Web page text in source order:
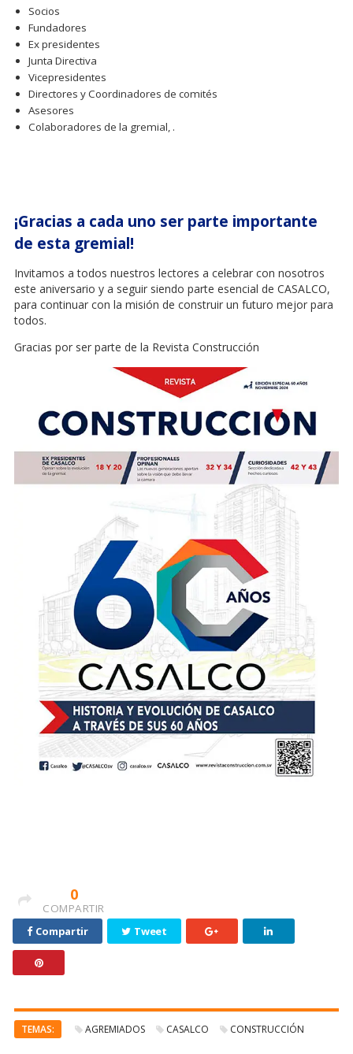
Socios
Fundadores
Ex presidentes
Junta Directiva
Vicepresidentes
Directores y Coordinadores de comités
Asesores
Colaboradores de la gremial, .
¡Gracias a cada uno ser parte importante
de esta gremial!
Invitamos a todos nuestros lectores a celebrar con nosotros
este aniversario y a seguir siendo parte esencial de CASALCO,
para continuar con la misión de construir un futuro mejor para
todos.
Gracias por ser parte de la Revista Construcción
0
COMPARTIR
Compartir
Tweet
TEMAS: AGREMIADOS CASALCO CONSTRUCCIÓN